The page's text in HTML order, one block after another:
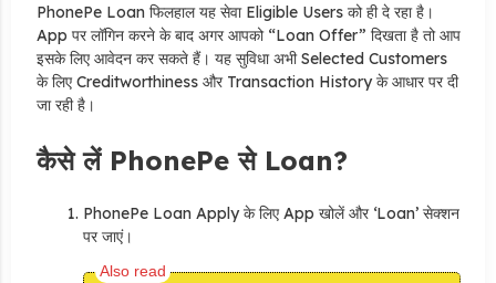
PhonePe Loan फिलहाल यह सेवा Eligible Users को ही दे रहा है।
App पर लॉगिन करने के बाद अगर आपको “Loan Offer” दिखता है तो आप
इसके लिए आवेदन कर सकते हैं। यह सुविधा अभी Selected Customers
के लिए Creditworthiness और Transaction History के आधार पर दी
जा रही है।
कैसे लें PhonePe से Loan?
PhonePe Loan Apply के लिए App खोलें और ‘Loan’ सेक्शन
पर जाएं।